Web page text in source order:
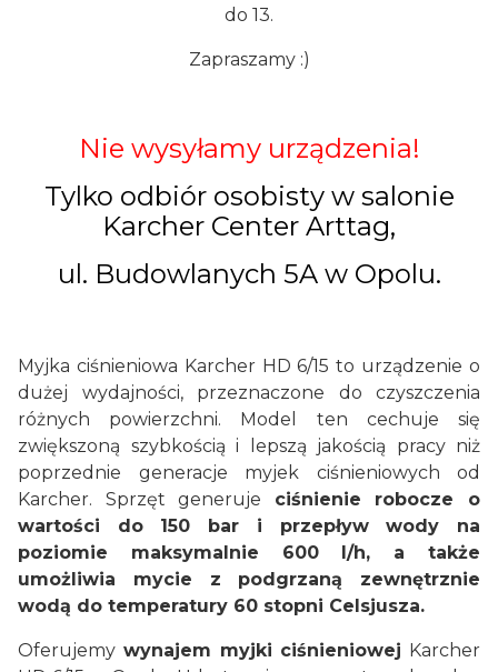
do 13.
Zapraszamy :)
Nie wysyłamy urządzenia!
Tylko odbiór osobisty w salonie
Karcher Center Arttag,
ul. Budowlanych 5A w Opolu.
Myjka ciśnieniowa Karcher HD 6/15 to urządzenie o
dużej wydajności, przeznaczone do czyszczenia
różnych powierzchni. Model ten cechuje się
zwiększoną szybkością i lepszą jakością pracy niż
poprzednie generacje myjek ciśnieniowych od
Karcher. Sprzęt generuje ciśnienie robocze o
wartości do 150 bar i przepływ wody na
poziomie maksymalnie 600 l/h, a także
umożliwia mycie z podgrzaną zewnętrznie
wodą do temperatury 60 stopni Celsjusza.
Oferujemy wynajem myjki ciśnieniowej Karcher